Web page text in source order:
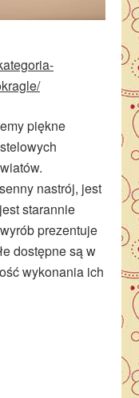
piękne
nastrój, jest
starannie
prezentuje
dostępne są w
wykonania ich